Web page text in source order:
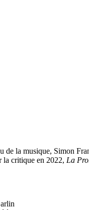
de la musique, Simon
la critique en 2022, La